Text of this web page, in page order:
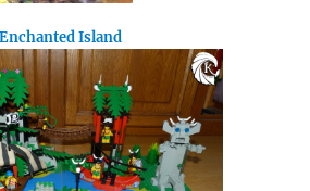
Enchanted Island